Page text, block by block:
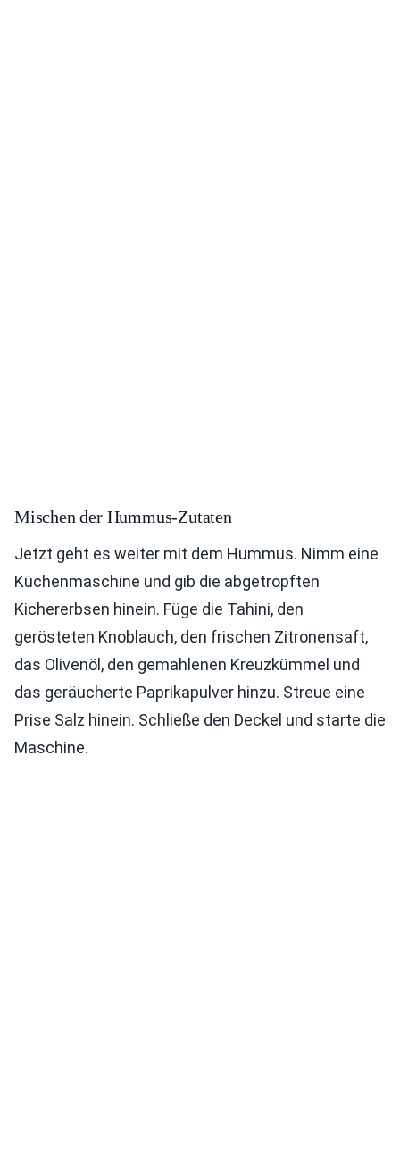
Mischen der Hummus-Zutaten
Jetzt geht es weiter mit dem Hummus. Nimm eine
Küchenmaschine und gib die abgetropften
Kichererbsen hinein. Füge die Tahini, den
gerösteten Knoblauch, den frischen Zitronensaft,
das Olivenöl, den gemahlenen Kreuzkümmel und
das geräucherte Paprikapulver hinzu. Streue eine
Prise Salz hinein. Schließe den Deckel und starte die
Maschine.